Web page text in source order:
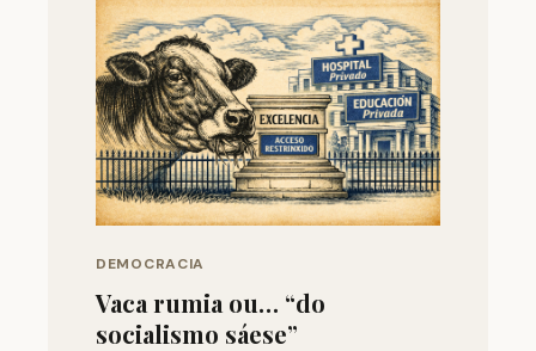
DEMOCRACIA
Vaca rumia ou… “do
socialismo sáese”